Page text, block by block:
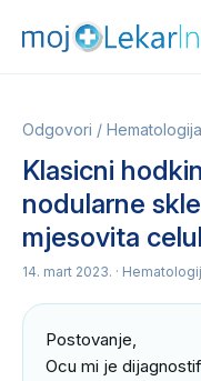
Odgovori /
Klasicni
nodularne
mjesovita
14. mart 2023. ·
Postovanje,
Ocu mi je